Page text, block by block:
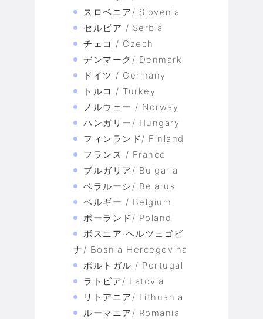
スロベニア/ Slovenia
セルビア / Serbia
チェコ / Czech
デンマーク/ Denmark
ドイツ / Germany
トルコ / Turkey
ノルウェー / Norway
ハンガリー/ Hungary
フィンランド/ Finland
フランス / France
ブルガリア/ Bulgaria
ベラルーシ/ Belarus
ベルギー / Belgium
ポーランド/ Poland
ボスニア·ヘルツェゴビ
ナ/ Bosnia Hercegovina
ポルトガル / Portugal
ラトビア/ Latovia
リトアニア/ Lithuania
ルーマニア/ Romania